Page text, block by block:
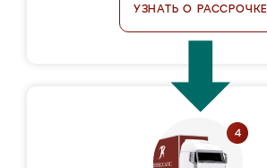
УЗНАТЬ О РАССРОЧКЕ